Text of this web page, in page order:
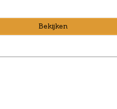
Bekijken